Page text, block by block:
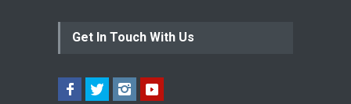
Get In Touch With Us